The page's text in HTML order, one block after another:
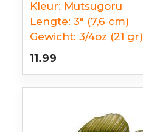
Kleur: Mutsugoru
Lengte: 3" (7,6 cm)
Gewicht: 3/4oz (21 gr)
11.99